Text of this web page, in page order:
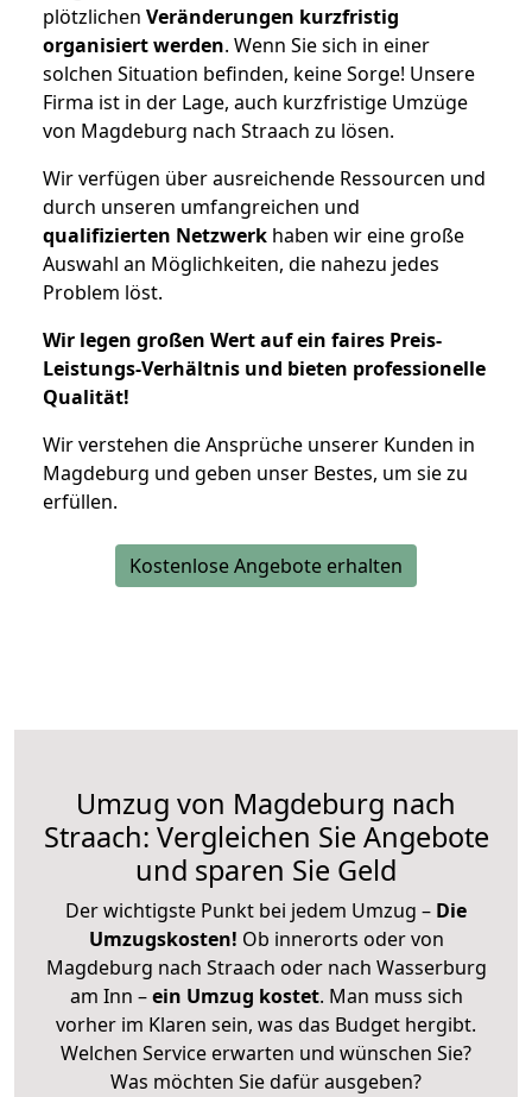
plötzlichen Veränderungen kurzfristig
organisiert werden. Wenn Sie sich in einer
solchen Situation befinden, keine Sorge! Unsere
Firma ist in der Lage, auch kurzfristige Umzüge
von Magdeburg nach Straach zu lösen.
Wir verfügen über ausreichende Ressourcen und
durch unseren umfangreichen und
qualifizierten Netzwerk haben wir eine große
Auswahl an Möglichkeiten, die nahezu jedes
Problem löst.
Wir legen großen Wert auf ein faires Preis-
Leistungs-Verhältnis und bieten professionelle
Qualität!
Wir verstehen die Ansprüche unserer Kunden in
Magdeburg und geben unser Bestes, um sie zu
erfüllen.
Kostenlose Angebote erhalten
Umzug von Magdeburg nach
Straach: Vergleichen Sie Angebote
und sparen Sie Geld
Der wichtigste Punkt bei jedem Umzug – Die
Umzugskosten! Ob innerorts oder von
Magdeburg nach Straach oder nach Wasserburg
am Inn –ein Umzug kostet. Man muss sich
vorher im Klaren sein, was das Budget hergibt.
Welchen Service erwarten und wünschen Sie?
Was möchten Sie dafür ausgeben?